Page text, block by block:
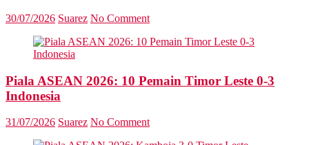
30/07/2026 Suarez No Comment
Piala ASEAN 2026: 10 Pemain Timor Leste 0-3
Indonesia
31/07/2026 Suarez No Comment